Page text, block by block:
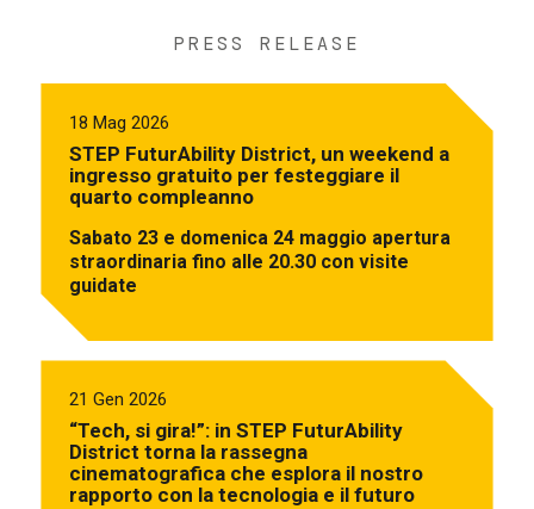
PRESS RELEASE
18 Mag 2026
STEP FuturAbility District, un weekend a
ingresso gratuito per festeggiare il
quarto compleanno
Sabato 23 e domenica 24 maggio apertura
straordinaria fino alle 20.30 con visite
guidate
21 Gen 2026
“Tech, si gira!”: in STEP FuturAbility
District torna la rassegna
cinematografica che esplora il nostro
rapporto con la tecnologia e il futuro